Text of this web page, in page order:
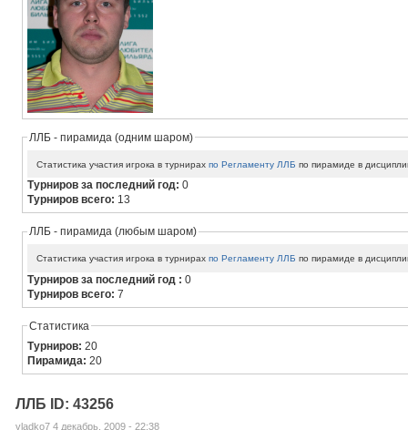
ЛЛБ - пирамида (одним шаром)
Статистика участия игрока в турнирахпо Регламенту ЛЛБ по пирамиде в
Турниров за последний год:0
Турниров всего: 13
ЛЛБ - пирамида (любым шаром)
Статистика участия игрока в турнирахпо Регламенту ЛЛБ по пирамиде в
Турниров за последний год :0
Турниров всего:7
Статистика
Турниров:20
Пирамида:20
ЛЛБ ID: 43256
vladko7 4 декабрь, 2009 - 22:38